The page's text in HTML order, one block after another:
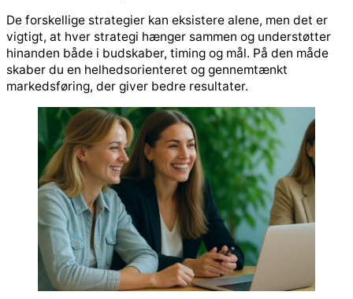
De forskellige strategier kan eksistere alene, men det er
vigtigt, at hver strategi hænger sammen og understøtter
hinanden både i budskaber, timing og mål. På den måde
skaber du en helhedsorienteret og gennemtænkt
markedsføring, der giver bedre resultater.